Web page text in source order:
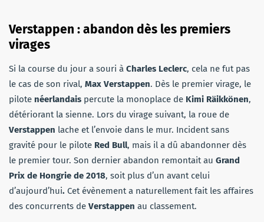
Verstappen : abandon dès les premiers
virages
Si la course du jour a souri à Charles Leclerc, cela ne fut pas
le cas de son rival, Max Verstappen. Dès le premier virage, le
pilote néerlandais percute la monoplace de Kimi Räikkönen,
détériorant la sienne. Lors du virage suivant, la roue de
Verstappen lache et l’envoie dans le mur. Incident sans
gravité pour le pilote Red Bull, mais il a dû abandonner dès
le premier tour. Son dernier abandon remontait au Grand
Prix de Hongrie de 2018, soit plus d’un avant celui
d’aujourd’hui. Cet évènement a naturellement fait les affaires
des concurrents de Verstappen au classement.